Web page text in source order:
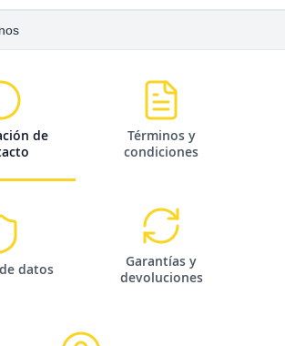
de
Términos y
condiciones
datos
Garantías y
devoluciones